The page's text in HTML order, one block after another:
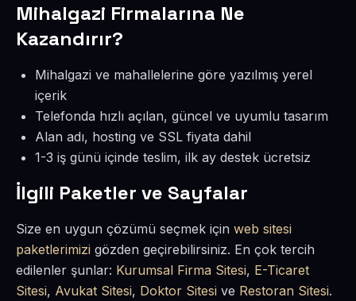
Mihalgazi Firmalarına Ne
Kazandırır?
Mihalgazi ve mahallelerine göre yazılmış yerel
içerik
Telefonda hızlı açılan, güncel ve uyumlu tasarım
Alan adı, hosting ve SSL fiyata dahil
1-3 iş günü içinde teslim, ilk ay destek ücretsiz
İlgili Paketler ve Sayfalar
Size en uygun çözümü seçmek için web sitesi
paketlerimizi gözden geçirebilirsiniz. En çok tercih
edilenler şunlar: Kurumsal Firma Sitesi, E-Ticaret
Sitesi, Avukat Sitesi, Doktor Sitesi ve Restoran Sitesi.